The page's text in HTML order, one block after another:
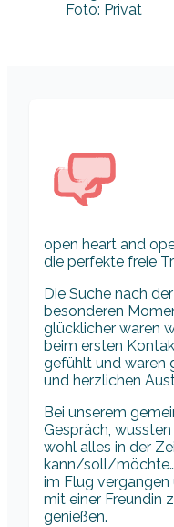
Foto: Privat
open heart and
die perfekte freie
Die Suche nach
besonderen
glücklicher waren
beim ersten
gefühlt und waren
und herzlichen
Bei unserem
Gespräch,
wohl alles in der
kann/soll/
im Flug
mit einer Freundin
genießen.